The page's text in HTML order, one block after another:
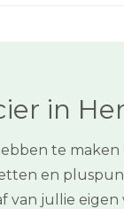
in
te
en
jullie